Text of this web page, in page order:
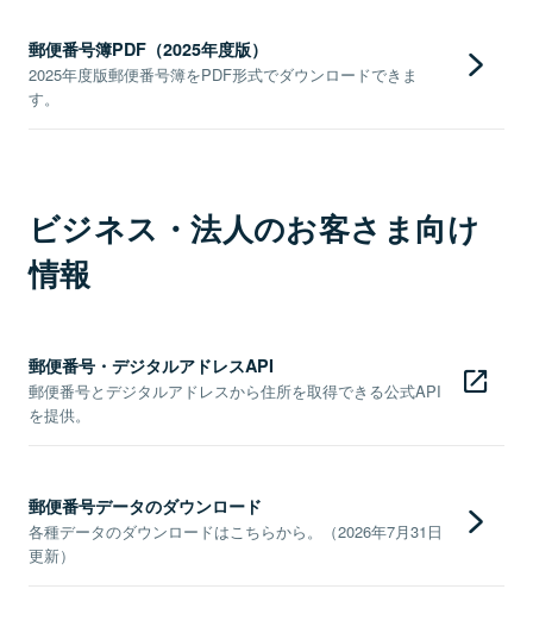
郵便番号簿PDF（2025年度版）
2025年度版郵便番号簿をPDF形式でダウンロードできま
す。
ビジネス・法人のお客さま向け
情報
郵便番号・デジタルアドレスAPI
郵便番号とデジタルアドレスから住所を取得できる公式API
を提供。
郵便番号データのダウンロード
各種データのダウンロードはこちらから。（2026年7月31日
更新）